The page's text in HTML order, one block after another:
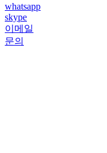
whatsapp
skype
이메일
문의